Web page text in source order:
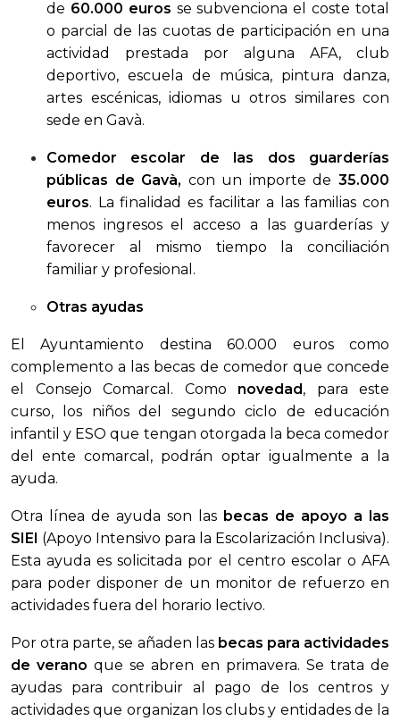
de 60.000 euros se subvenciona el coste total
o parcial de las cuotas de participación en una
actividad prestada por alguna AFA, club
deportivo, escuela de música, pintura danza,
artes escénicas, idiomas u otros similares con
sede en Gavà.
Comedor escolar de las dos guarderías
públicas de Gavà, con un importe de35.000
euros. La finalidad es facilitar a las familias con
menos ingresos el acceso a las guarderías y
favorecer al mismo tiempo la conciliación
familiar y profesional.
Otras ayudas
El Ayuntamiento destina 60.000 euros como
complemento a las becas de comedor que concede
el Consejo Comarcal. Como novedad, para este
curso, los niños del segundo ciclo de educación
infantil y ESO que tengan otorgada la beca comedor
del ente comarcal, podrán optar igualmente a la
ayuda.
Otra línea de ayuda son las becas de apoyo a las
SIEI (Apoyo Intensivo para la Escolarización Inclusiva).
Esta ayuda es solicitada por el centro escolar o AFA
para poder disponer de un monitor de refuerzo en
actividades fuera del horario lectivo.
Por otra parte, se añaden las becas para actividades
de verano que se abren en primavera. Se trata de
ayudas para contribuir al pago de los centros y
actividades que organizan los clubs y entidades de la